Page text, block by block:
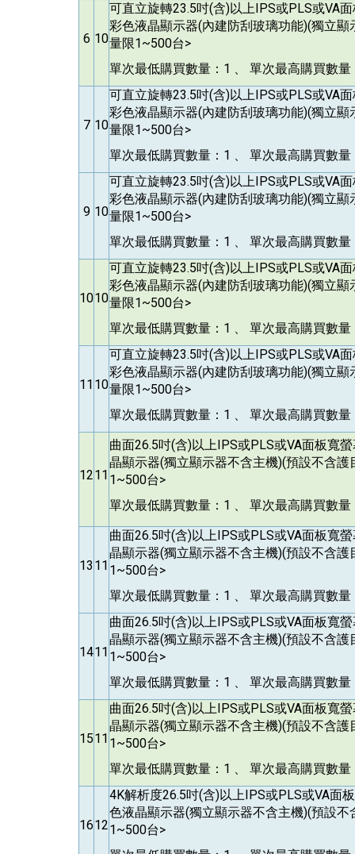
6 10
可直立旋轉23.5吋(含)以上IPS或PLS或VA
彩色液晶顯示器(內建防刮玻璃功能)(獨立顯
量限1~500台>
單次最低購買數量：1 、 單次最高購買數量
7 10
可直立旋轉23.5吋(含)以上IPS或PLS或VA
彩色液晶顯示器(內建防刮玻璃功能)(獨立顯
量限1~500台>
單次最低購買數量：1 、 單次最高購買數量
9 10
可直立旋轉23.5吋(含)以上IPS或PLS或VA
彩色液晶顯示器(內建防刮玻璃功能)(獨立顯
量限1~500台>
單次最低購買數量：1 、 單次最高購買數量
1010
可直立旋轉23.5吋(含)以上IPS或PLS或VA
彩色液晶顯示器(內建防刮玻璃功能)(獨立顯
量限1~500台>
單次最低購買數量：1 、 單次最高購買數量
11 10
可直立旋轉23.5吋(含)以上IPS或PLS或VA
彩色液晶顯示器(內建防刮玻璃功能)(獨立顯
量限1~500台>
單次最低購買數量：1 、 單次最高購買數量
1211
曲面26.5吋(含)以上IPS或PLS或VA面板寬
晶顯示器(獨立顯示器不含主機)(預設不含護
1~500台>
單次最低購買數量：1 、 單次最高購買數量
13 11
曲面26.5吋(含)以上IPS或PLS或VA面板寬
晶顯示器(獨立顯示器不含主機)(預設不含護
1~500台>
單次最低購買數量：1 、 單次最高購買數量
1411
曲面26.5吋(含)以上IPS或PLS或VA面板寬
晶顯示器(獨立顯示器不含主機)(預設不含護
1~500台>
單次最低購買數量：1 、 單次最高購買數量
1511
曲面26.5吋(含)以上IPS或PLS或VA面板寬
晶顯示器(獨立顯示器不含主機)(預設不含護
1~500台>
單次最低購買數量：1 、 單次最高購買數量
1612
4K解析度26.5吋(含)以上IPS或PLS或VA面
色液晶顯示器(獨立顯示器不含主機)(預設不
1~500台>